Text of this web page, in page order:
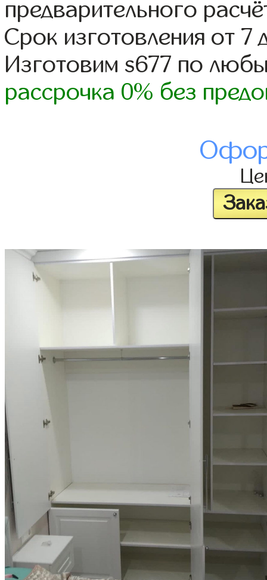
предварительного
Срок изготовления от 7
Изготовим s677 по
рассрочка 0% без